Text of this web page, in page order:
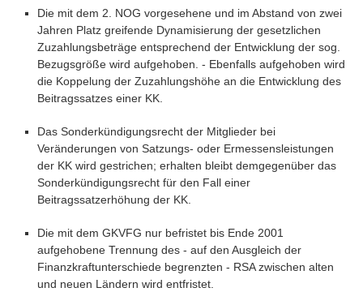
Die mit dem 2. NOG vorgesehene und im Abstand von zwei
Jahren Platz greifende Dynamisierung der gesetzlichen
Zuzahlungsbeträge entsprechend der Entwicklung der sog.
Bezugsgröße wird aufgehoben. - Ebenfalls aufgehoben wird
die Koppelung der Zuzahlungshöhe an die Entwicklung des
Beitragssatzes einer KK.
Das Sonderkündigungsrecht der Mitglieder bei
Veränderungen von Satzungs- oder Ermessensleistungen
der KK wird gestrichen; erhalten bleibt demgegenüber das
Sonderkündigungsrecht für den Fall einer
Beitragssatzerhöhung der KK.
Die mit dem GKVFG nur befristet bis Ende 2001
aufgehobene Trennung des - auf den Ausgleich der
Finanzkraftunterschiede begrenzten - RSA zwischen alten
und neuen Ländern wird entfristet.